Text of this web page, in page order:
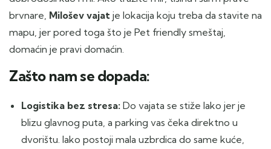
brvnare, Milošev vajat je lokacija koju treba da stavite na
mapu, jer pored toga što je Pet friendly smeštaj,
domaćin je pravi domaćin.
Zašto nam se dopada:
Logistika bez stresa: Do vajata se stiže lako jer je
blizu glavnog puta, a parking vas čeka direktno u
dvorištu. Iako postoji mala uzbrdica do same kuće,